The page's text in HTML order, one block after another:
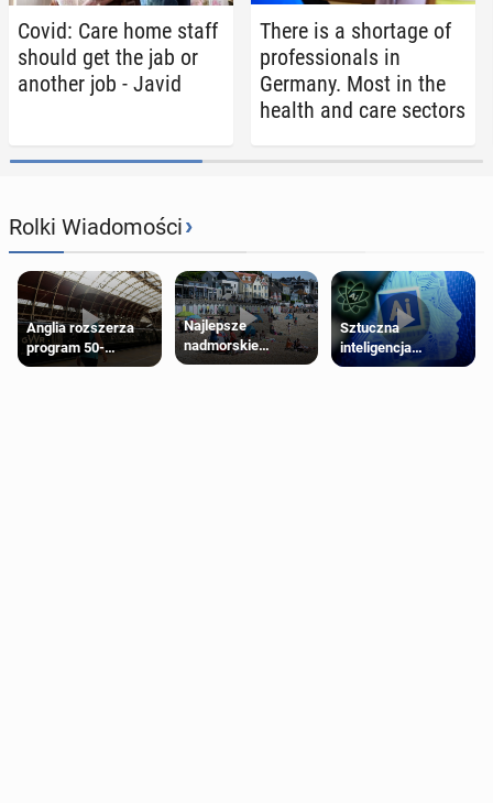
Covid: Care home staff
should get the jab or
another job - Javid
There is a short­age of
pro­fes­sion­als in
Germany. Most in the
health and care sectors
Rolki Wiadomości›
Anglia rozszerza
program 50-
procentowych
Najlepsze
nadmorskie
miasteczko blisko
Sztuczna
inteligencja
próbowała oszukać